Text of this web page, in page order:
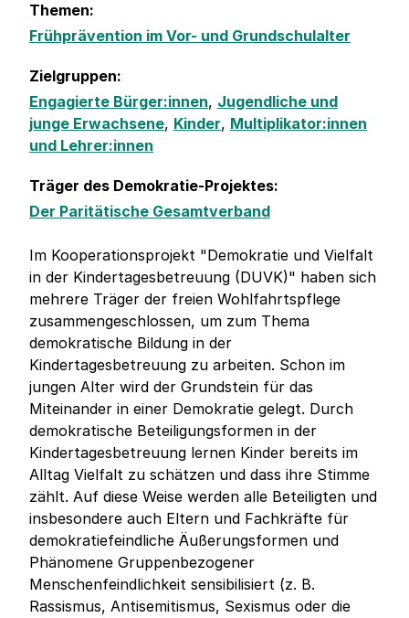
Themen:
Frühprävention im Vor- und Grundschulalter
Zielgruppen:
Engagierte Bürger:innen, Jugendliche und
junge Erwachsene, Kinder, Multiplikator:innen
und Lehrer:innen
Träger des Demokratie-Projektes:
Der Paritätische Gesamtverband
Im Kooperationsprojekt "Demokratie und Vielfalt
in der Kindertagesbetreuung (DUVK)" haben sich
mehrere Träger der freien Wohlfahrtspflege
zusammengeschlossen, um zum Thema
demokratische Bildung in der
Kindertagesbetreuung zu arbeiten. Schon im
jungen Alter wird der Grundstein für das
Miteinander in einer Demokratie gelegt. Durch
demokratische Beteiligungsformen in der
Kindertagesbetreuung lernen Kinder bereits im
Alltag Vielfalt zu schätzen und dass ihre Stimme
zählt. Auf diese Weise werden alle Beteiligten und
insbesondere auch Eltern und Fachkräfte für
demokratiefeindliche Äußerungsformen und
Phänomene Gruppenbezogener
Menschenfeindlichkeit sensibilisiert (z. B.
Rassismus, Antisemitismus, Sexismus oder die